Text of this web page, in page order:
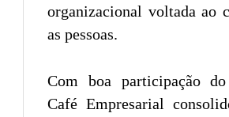
organizacional voltada ao
as pessoas.
Com boa participação
Café Empresarial